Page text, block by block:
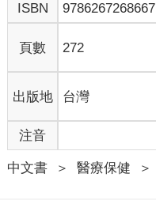
ISBN
9786267268667
頁數 272
出版地 台灣
注音
中文書 ＞ 醫療保健 ＞